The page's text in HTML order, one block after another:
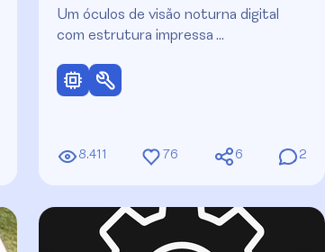
Um óculos de visão noturna digital
com estrutura impressa …
8.411 76 6 2